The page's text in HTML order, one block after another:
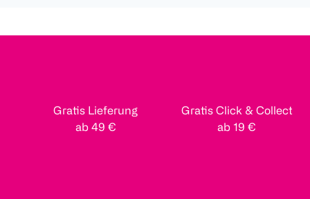
Gratis Lieferung
ab 49 €
Gratis Click & Collect
ab 19 €